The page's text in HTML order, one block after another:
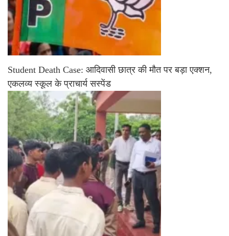
Student Death Case: आदिवासी छात्र की मौत पर बड़ा एक्शन,
एकलव्य स्कूल के प्राचार्य सस्पेंड